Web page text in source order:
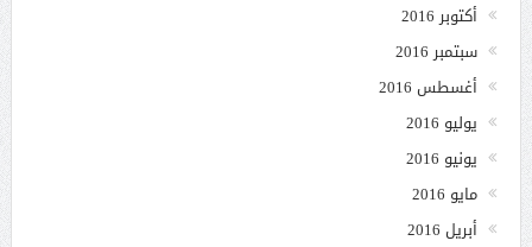
أكتوبر 2016
سبتمبر 2016
أغسطس 2016
يوليو 2016
يونيو 2016
مايو 2016
أبريل 2016